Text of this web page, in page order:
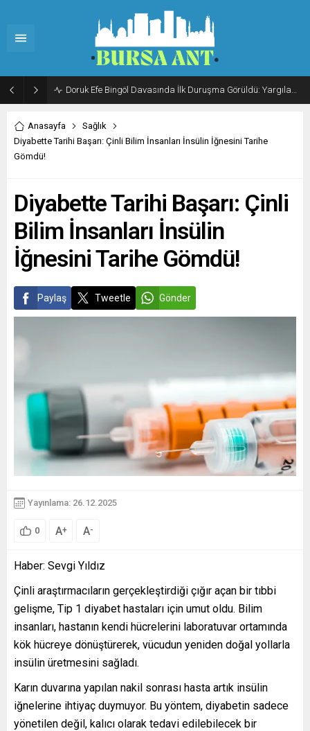
Doruk Efe Bingöl Davasında İlk Duruşma Görüldü: Yargılama 20 Ekim 2026’ya Ertelendi
Anasayfa
Sağlık
Diyabette Tarihi Başarı: Çinli Bilim İnsanları İnsülin İğnesini Tarihe
Gömdü!
Diyabette Tarihi Başarı: Çinli
Bilim İnsanları İnsülin
İğnesini Tarihe Gömdü!
Paylaş Tweetle Gönder
Yayınlama: 26.12.2025
0 A+ A-
Haber: Sevgi Yıldız
Çinli araştırmacıların gerçekleştirdiği çığır açan bir tıbbi
gelişme, Tip 1 diyabet hastaları için umut oldu. Bilim
insanları, hastanın kendi hücrelerini laboratuvar ortamında
kök hücreye dönüştürerek, vücudun yeniden doğal yollarla
insülin üretmesini sağladı.
Karın duvarına yapılan nakil sonrası hasta artık insülin
iğnelerine ihtiyaç duymuyor. Bu yöntem, diyabetin sadece
yönetilen değil, kalıcı olarak tedavi edilebilecek bir